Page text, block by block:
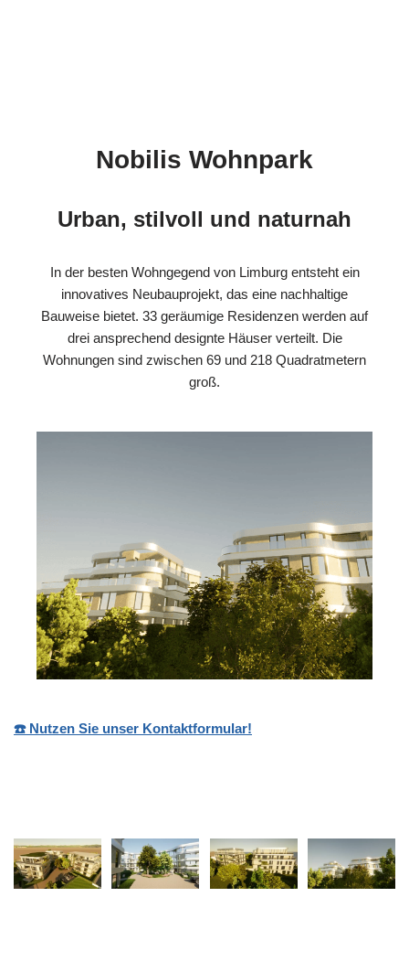
Nobilis Wohnpark
Urban, stilvoll und naturnah
In der besten Wohngegend von Limburg entsteht ein
innovatives Neubauprojekt, das eine nachhaltige
Bauweise bietet. 33 geräumige Residenzen werden auf
drei ansprechend designte Häuser verteilt. Die
Wohnungen sind zwischen 69 und 218 Quadratmetern
groß.
☎️ Nutzen Sie unser Kontaktformular!